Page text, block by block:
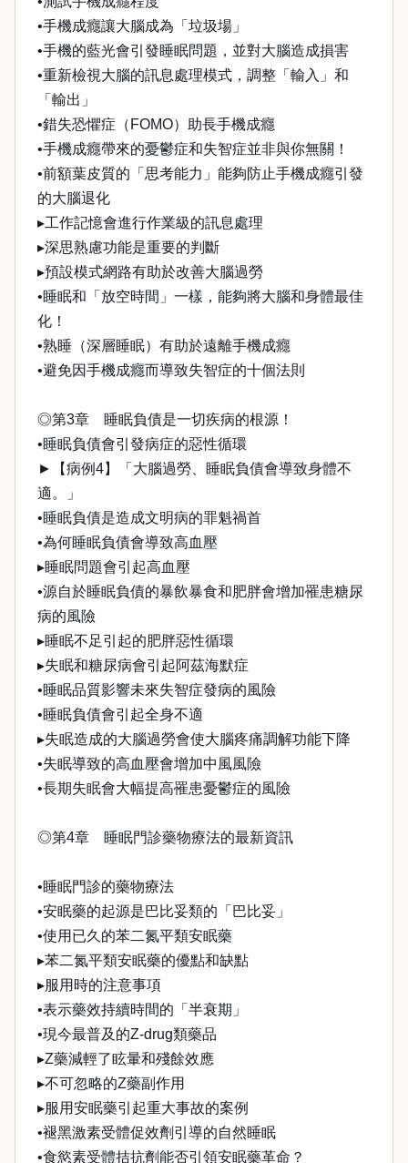
•手機成癮讓大腦成為「垃圾場」
•手機的藍光會引發睡眠問題，並對大腦造成損害
•重新檢視大腦的訊息處理模式，調整「輸入」和
「輸出」
•錯失恐懼症（FOMO）助長手機成癮
•手機成癮帶來的憂鬱症和失智症並非與你無關！
•前額葉皮質的「思考能力」能夠防止手機成癮引發
的大腦退化
▸工作記憶會進行作業級的訊息處理
▸深思熟慮功能是重要的判斷
▸預設模式網路有助於改善大腦過勞
•睡眠和「放空時間」一樣，能夠將大腦和身體最佳
化！
•熟睡（深層睡眠）有助於遠離手機成癮
•避免因手機成癮而導致失智症的十個法則
◎第3章 睡眠負債是一切疾病的根源！
•睡眠負債會引發病症的惡性循環
►【病例4】「大腦過勞、睡眠負債會導致身體不
適。」
•睡眠負債是造成文明病的罪魁禍首
•為何睡眠負債會導致高血壓
▸睡眠問題會引起高血壓
•源自於睡眠負債的暴飲暴食和肥胖會增加罹患糖尿
病的風險
▸睡眠不足引起的肥胖惡性循環
▸失眠和糖尿病會引起阿茲海默症
•睡眠品質影響未來失智症發病的風險
•睡眠負債會引起全身不適
▸失眠造成的大腦過勞會使大腦疼痛調解功能下降
•失眠導致的高血壓會增加中風風險
•長期失眠會大幅提高罹患憂鬱症的風險
◎第4章 睡眠門診藥物療法的最新資訊
•睡眠門診的藥物療法
•安眠藥的起源是巴比妥類的「巴比妥」
•使用已久的苯二氮平類安眠藥
▸苯二氮平類安眠藥的優點和缺點
▸服用時的注意事項
•表示藥效持續時間的「半衰期」
•現今最普及的Z-drug類藥品
▸Z藥減輕了眩暈和殘餘效應
▸不可忽略的Z藥副作用
▸服用安眠藥引起重大事故的案例
•褪黑激素受體促效劑引導的自然睡眠
•食慾素受體拮抗劑能否引領安眠藥革命？